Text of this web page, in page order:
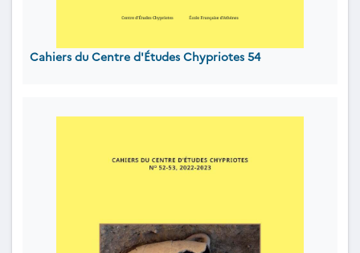
Cahiers du Centre d'Études Chypriotes 54